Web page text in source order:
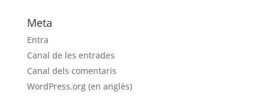
Meta
Entra
Canal de les entrades
Canal dels comentaris
WordPress.org (en anglès)